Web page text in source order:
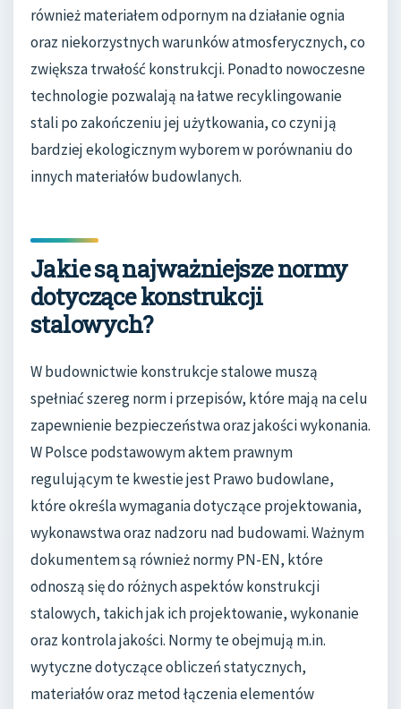
również materiałem odpornym na działanie ognia
oraz niekorzystnych warunków atmosferycznych, co
zwiększa trwałość konstrukcji. Ponadto nowoczesne
technologie pozwalają na łatwe recyklingowanie
stali po zakończeniu jej użytkowania, co czyni ją
bardziej ekologicznym wyborem w porównaniu do
innych materiałów budowlanych.
Jakie są najważniejsze normy
dotyczące konstrukcji
stalowych?
W budownictwie konstrukcje stalowe muszą
spełniać szereg norm i przepisów, które mają na celu
zapewnienie bezpieczeństwa oraz jakości wykonania.
W Polsce podstawowym aktem prawnym
regulującym te kwestie jest Prawo budowlane,
które określa wymagania dotyczące projektowania,
wykonawstwa oraz nadzoru nad budowami. Ważnym
dokumentem są również normy PN-EN, które
odnoszą się do różnych aspektów konstrukcji
stalowych, takich jak ich projektowanie, wykonanie
oraz kontrola jakości. Normy te obejmują m.in.
wytyczne dotyczące obliczeń statycznych,
materiałów oraz metod łączenia elementów